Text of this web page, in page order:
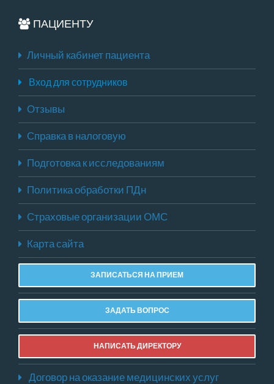
ПАЦИЕНТУ
Личный кабинет пациента
Вход для сотрудников
Отзывы
Справка в налоговую
Подготовка к исследованиям
Политика обработки ПДн
Страховые организации ОМС
Карта сайта
ЗАПИСАТЬСЯ НА ПРИЕМ
ЗАДАТЬ ВОПРОС
НАПИСАТЬ ДИРЕКТОРУ
Договор на оказание медицинских услуг